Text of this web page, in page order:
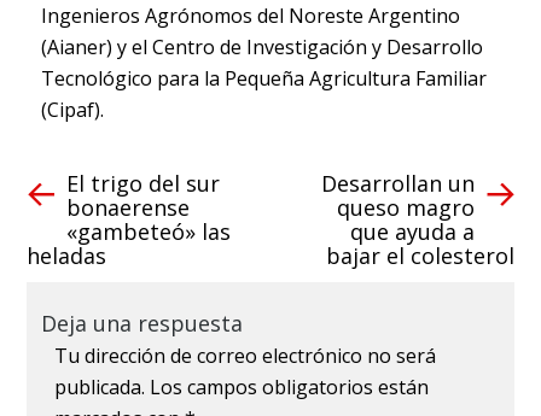
Ingenieros Agrónomos del Noreste Argentino
(Aianer) y el Centro de Investigación y Desarrollo
Tecnológico para la Pequeña Agricultura Familiar
(Cipaf).
El trigo del sur
bonaerense
«gambeteó» las
heladas
Desarrollan un
queso magro
que ayuda a
bajar el colesterol
Deja una respuesta
Tu dirección de correo electrónico no será
publicada. Los campos obligatorios están